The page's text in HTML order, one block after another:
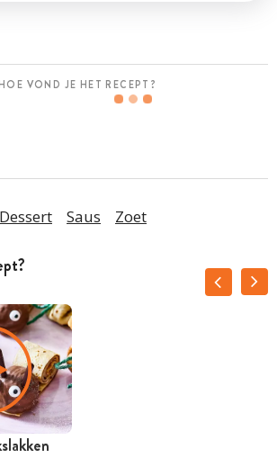
HOE VOND JE HET RECEPT?
Dessert Saus Zoet